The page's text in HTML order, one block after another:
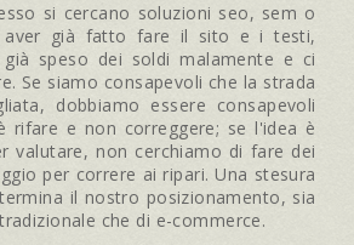
si cercano soluzioni seo, sem o
aver già fatto fare il sito e i testi,
speso dei soldi malamente e ci
Se siamo consapevoli che la strada
dobbiamo essere consapevoli
rifare e non correggere; se l'idea è
valutare, non cerchiamo di fare dei
per correre ai ripari. Una stesura
il nostro posizionamento, sia
che di e-commerce.